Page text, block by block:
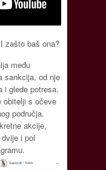
zašto baš ona?
među
sankcija, od nje
i glede potresa.
obitelji s očeve
područja.
akcije,
i pol